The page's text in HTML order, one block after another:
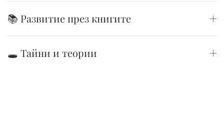
📚 Развитие през книгите
🕳️ Тайни и теории